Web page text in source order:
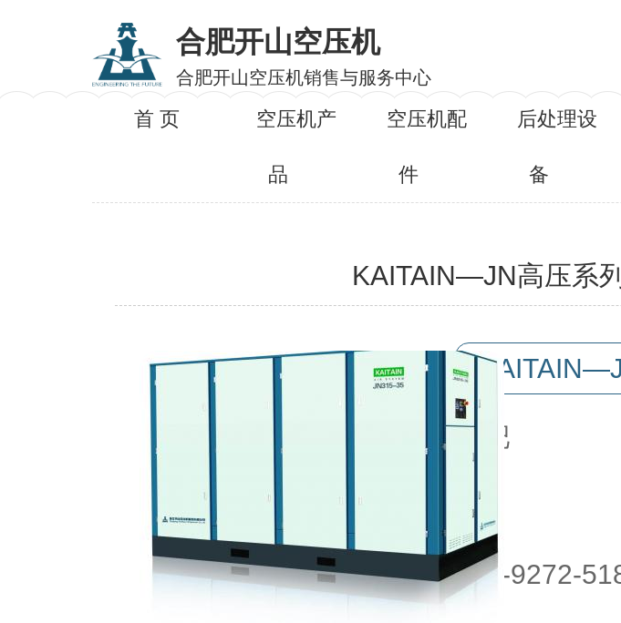
合肥开山空压机
合肥开山空压机销售与服务中心
首 页 空压机产
品
空压机配
件
后处理设
备
KAITAIN—JN高压系
产品名称：
销售区域： 合肥
产品特点：
咨询电话： 151-9272-